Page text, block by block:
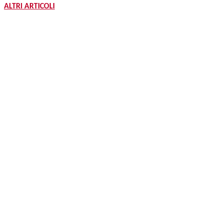
ALTRI ARTICOLI